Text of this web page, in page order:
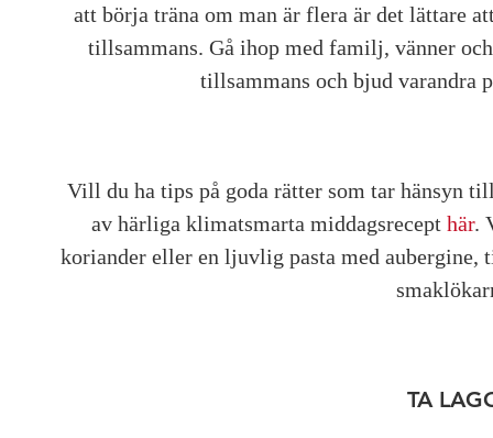
att börja träna om man är flera är det lättare
tillsammans. Gå ihop med familj, vänner
tillsammans och bjud varandra
Vill du ha tips på goda rätter som tar hänsyn
av härliga klimatsmarta middagsrecept här.
koriander eller en ljuvlig pasta med aubergine,
TA